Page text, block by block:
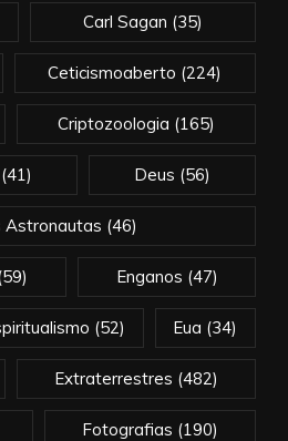
Carl Sagan (35)
Ceticismoaberto (224)
Criptozoologia (165)
(41) Deus (56)
Astronautas (46)
Enganos (47)
(52) Eua (34)
Extraterrestres (482)
Fotografias (190)